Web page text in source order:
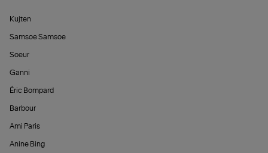
Kujten
Samsoe Samsoe
Soeur
Ganni
Éric Bompard
Barbour
Ami Paris
Anine Bing